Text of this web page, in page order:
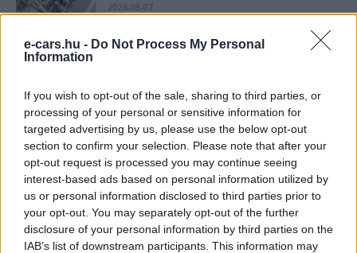
e-cars.hu - Do Not Process My Personal
Information
If you wish to opt-out of the sale, sharing to third parties, or
processing of your personal or sensitive information for
targeted advertising by us, please use the below opt-out
section to confirm your selection. Please note that after your
opt-out request is processed you may continue seeing
interest-based ads based on personal information utilized by
us or personal information disclosed to third parties prior to
your opt-out. You may separately opt-out of the further
disclosure of your personal information by third parties on the
IAB’s list of downstream participants. This information may
2026-08-07
A Volkswagen bedobta azt a lapot Kínában,
2,4 millió eurós programba kezdtek a
németek, hogy lekörözzék a kínai...
2026-08-07
Az Audi letarolta saját rekordjait — készül
minden idők leghatékonyabb villanyautója
2026-08-04